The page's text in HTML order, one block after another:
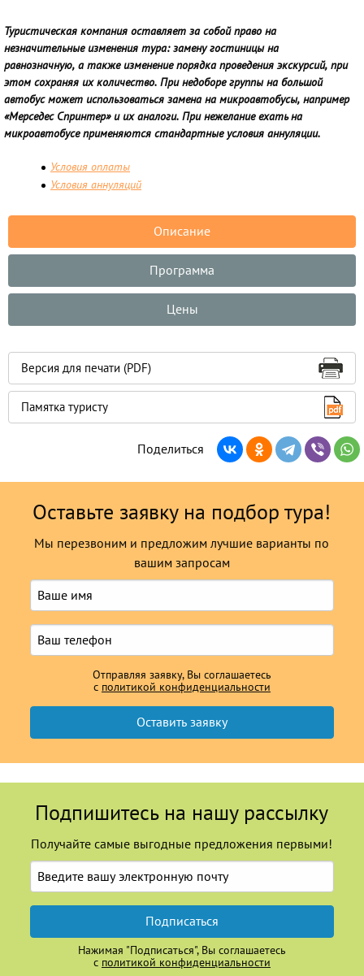
Туристическая компания оставляет за собой право на
незначительные изменения тура: замену гостиницы на
равнозначную, а также изменение порядка проведения экскурсий, при
этом сохраняя их количество. При недоборе группы на большой
автобус может использоваться замена на микроавтобусы, например
«Мерседес Спринтер» и их аналоги. При нежелание ехать на
микроавтобусе применяются стандартные условия аннуляции.
Условия оплаты
Условия аннуляций
Описание
Программа
Цены
Версия для печати (PDF)
Памятка туристу
Поделиться
Оставьте заявку на подбор тура!
Мы перезвоним и предложим лучшие варианты по
вашим запросам
Отправляя заявку, Вы соглашаетесь
с политикой конфиденциальности
Подпишитесь на нашу рассылку
Получайте самые выгодные предложения первыми!
Подписаться
Нажимая "Подписаться", Вы соглашаетесь
с политикой конфиденциальности